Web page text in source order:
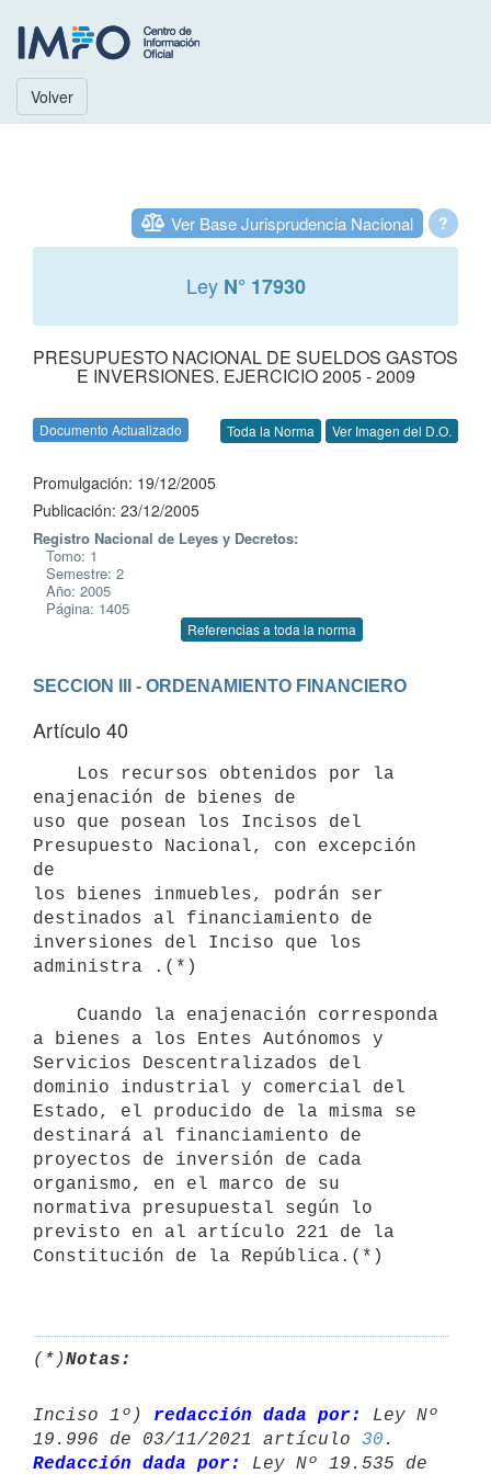
Volver
?
Ver Base Jurisprudencia Nacional
Ley N° 17930
PRESUPUESTO NACIONAL DE SUELDOS GASTOS
E INVERSIONES. EJERCICIO 2005 - 2009
Documento Actualizado Toda la Norma Ver Imagen del D.O.
Promulgación: 19/12/2005
Publicación: 23/12/2005
Registro Nacional de Leyes y Decretos:
Tomo: 1
Semestre: 2
Año: 2005
Página: 1405
Referencias a toda la norma
SECCION III - ORDENAMIENTO FINANCIERO
Artículo 40
enajenación de bienes de
uso que posean los Incisos del
Presupuesto Nacional, con excepción
de
los bienes inmuebles, podrán ser
destinados al financiamiento de
inversiones del Inciso que los
administra .(*)
a bienes a los Entes Autónomos y
Servicios Descentralizados del
dominio industrial y comercial del
Estado, el producido de la misma se
destinará al financiamiento de
proyectos de inversión de cada
organismo, en el marco de su
normativa presupuestal según lo
previsto en al artículo 221 de la
Constitución de la República.(*)
(*)Notas:
Inciso 1º) redacción dada por:
Ley Nº
19.996 de 03/11/2021 artículo 30
Redacción dada por:
Ley Nº 19.535 de